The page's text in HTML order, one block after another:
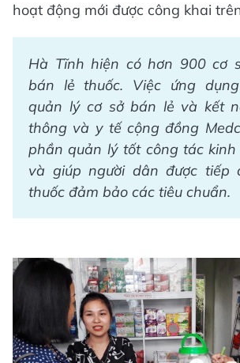
hoạt động mới được công khai
Hà Tĩnh hiện có hơn 900 cơ
bán lẻ thuốc. Việc ứng
quản lý cơ sở bán lẻ và kết
thông và y tế cộng đồng
phần quản lý tốt công tác
và giúp người dân được tiếp
thuốc đảm bảo các tiêu chuẩn.